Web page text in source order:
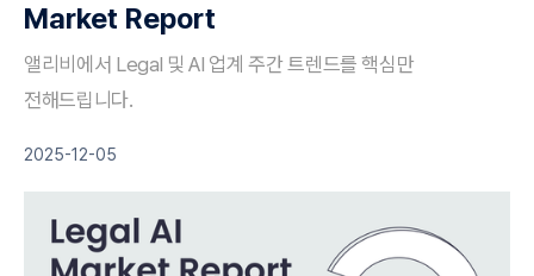
Market Report
앨리비에서 Legal 및 AI 업계 주간 트렌드를 핵심만
전해드립니다.
2025-12-05